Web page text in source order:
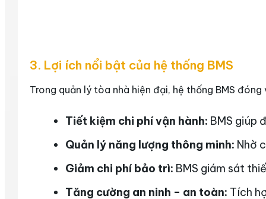
3. Lợi ích nổi bật của hệ thống BMS
Trong quản lý tòa nhà hiện đại, hệ thống BMS
Tiết kiệm chi phí vận hành: BMS giúp
Quản lý năng lượng thông minh: Nhờ
Giảm chi phí bảo trì: BMS giám sát
Tăng cường an ninh – an toàn: Tích